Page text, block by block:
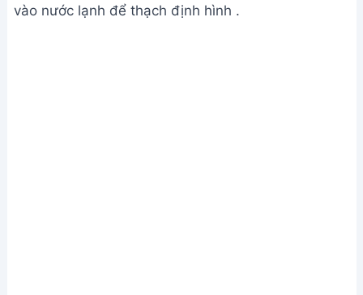
vào nước lạnh để thạch định hình .